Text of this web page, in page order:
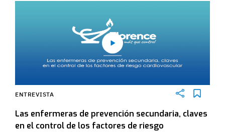
ENTREVISTA
Las enfermeras de prevención secundaria, claves
en el control de los factores de riesgo